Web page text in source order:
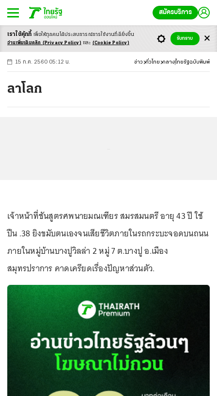
สมัครบริการ
-ก ก ก+
15 ก.ค. 2560 05:12 น. ข่าว ทั่วไทย กลาง ไทยรัฐฉบับพิมพ์
ลาโลก
เจ้าหน้าที่ชันสูตรศพนายมณเฑียร สมรสมนตรี อายุ 43 ปี ใช้
ปืน .38 ยิงขมับตนเองจนเสียชีวิตภายในรถกระบะจอดบนถนน
ภายในหมู่บ้านบางปูวิลล่า 2 หมู่ 7 ต.บางปู อ.เมือง
สมุทรปราการ คาดเครียดเรื่องปัญหาส่วนตัว.
เราใช้คุ้กกี้ เพื่อให้ทุกคนได้ประสบการณ์การใช้งานที่ดียิ่งขึ้น
อ่านเพิ่มเติมคลิก (Privacy Policy) และ (Cookie Policy)
รับทราบ